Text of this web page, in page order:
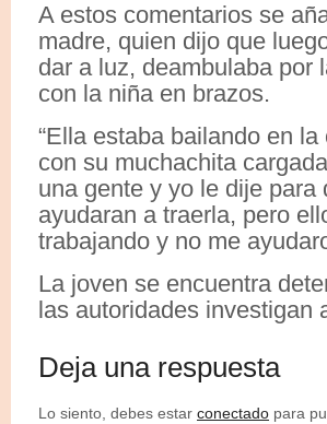
A estos comentarios se
madre, quien dijo que
dar a luz, deambulaba por
con la niña en brazos.
“Ella estaba bailando en la
con su muchachita
una gente y yo le dije para
ayudaran a traerla, pero
trabajando y no me
La joven se encuentra
las autoridades investigan
Deja una respuesta
Lo siento, debes estar conectado para